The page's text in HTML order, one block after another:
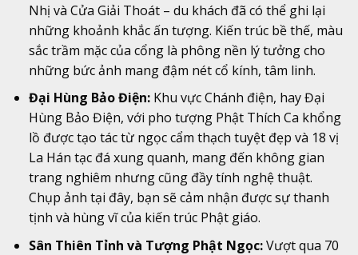
Nhị và Cửa Giải Thoát – du khách đã có thể ghi lại
những khoảnh khắc ấn tượng. Kiến trúc bề thế, màu
sắc trầm mặc của cổng là phông nền lý tưởng cho
những bức ảnh mang đậm nét cổ kính, tâm linh.
Đại Hùng Bảo Điện:Khu vực Chánh điện, hay Đại
Hùng Bảo Điện, với pho tượng Phật Thích Ca khổng
lồ được tạo tác từ ngọc cẩm thạch tuyệt đẹp và 18 vị
La Hán tạc đá xung quanh, mang đến không gian
trang nghiêm nhưng cũng đầy tính nghệ thuật.
Chụp ảnh tại đây, bạn sẽ cảm nhận được sự thanh
tịnh và hùng vĩ của kiến trúc Phật giáo.
Sân Thiên Tỉnh và Tượng Phật Ngọc:Vượt qua 70